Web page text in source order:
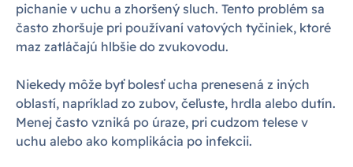
pichanie v uchu a zhoršený sluch. Tento problém sa
často zhoršuje pri používaní vatových tyčiniek, ktoré
maz zatláčajú hlbšie do zvukovodu.
Niekedy môže byť bolesť ucha prenesená z iných
oblastí, napríklad zo zubov, čeľuste, hrdla alebo dutín.
Menej často vzniká po úraze, pri cudzom telese v
uchu alebo ako komplikácia po infekcii.